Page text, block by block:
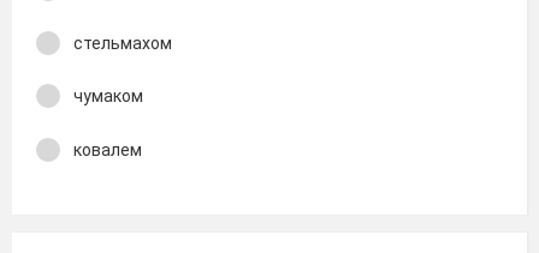
стельмахом
чумаком
ковалем